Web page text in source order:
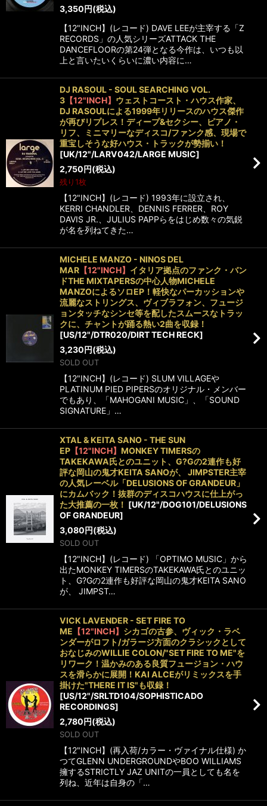
3,350円(税込)
【12"INCH】(レコード) DAVE LEEが主宰する「Z
RECORDS」の人気シリーズATTACK THE
DANCEFLOORの第24弾となる今作は、いつも以
上と言いたいくらいに濃い内容に…
DJ RASOUL - SOUL SEARCHING VOL.
3 【12"INCH】 ウェストコースト・ハウス作家、
DJ RASOULによる1999年リリースのハウス傑作
が再びリプレス！ディープ&セクシー、ピアノ・
リフ、ミニマリーなディスコ/ファンク感、現場で
重宝しそうな好ハウス・トラックが勢揃い！
[UK/12"/LARV042/LARGE MUSIC]
2,750円(税込)
残り1枚
【12"INCH】(レコード) 1993年に設立され、
KERRI CHANDLER、DENNIS FERRER、ROY
DAVIS JR.、JULIUS PAPPらをはじめ数々の気鋭
が名を列ねてきた…
MICHELE MANZO - NINOS DEL
MAR 【12"INCH】 イタリア拠点のファンク・バン
ドTHE MIXTAPERSの中心人物MICHELE
MANZOによるソロEP！軽快なパーカッションや
流麗なストリングス、ヴィブラフォン、フュージ
ョンタッチなシンセ等を配したスムースなトラッ
クに、チャントが踊る熱い2曲を収録！
[US/12"/DTR020/DIRT TECH RECK]
3,230円(税込)
SOLD OUT
【12"INCH】(レコード) SLUM VILLAGEや
PLATINUM PIED PIPERSのオリジナル・メンバー
でもあり、「MAHOGANI MUSIC」、「SOUND
SIGNATURE」…
XTAL & KEITA SANO - THE SUN
EP 【12"INCH】 MONKEY TIMERSの
TAKEKAWA氏とのユニット、G?Gの2連作も好
評な岡山の鬼才KEITA SANOが、 JIMPSTER主宰
の人気レーベル「DELUSIONS OF GRANDEUR」
にカムバック！抜群のディスコハウスに仕上がっ
た大推薦の一枚！ [UK/12"/DOG101/DELUSIONS
OF GRANDEUR]
3,080円(税込)
SOLD OUT
【12"INCH】(レコード) 「OPTIMO MUSIC」から
出たMONKEY TIMERSのTAKEKAWA氏とのユニッ
ト、G?Gの2連作も好評な岡山の鬼才KEITA SANO
が、 JIMPST…
VICK LAVENDER - SET FIRE TO
ME 【12"INCH】 シカゴの古参、ヴィック・ラベ
ンダーがロフト/ガラージ方面のクラシックとして
おなじみのWILLIE COLON/"SET FIRE TO ME"を
リワーク！温かみのある良質フュージョン・ハウ
スを滑らかに展開！KAI ALCEがリミックスを手
掛けた"THERE IT IS"も収録！
[US/12"/SRLTD104/SOPHISTICADO
RECORDINGS]
2,780円(税込)
SOLD OUT
【12"INCH】(再入荷/カラー・ヴァイナル仕様) か
つてGLENN UNDERGROUNDやBOO WILLIAMS
擁するSTRICTLY JAZ UNITの一員としても名を
列ね、近年は自身の「…